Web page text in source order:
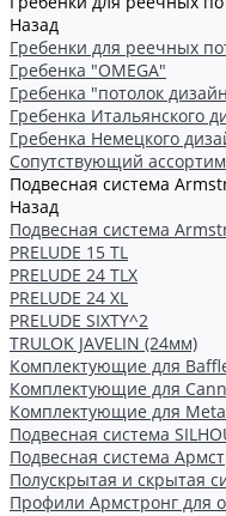
Назад
Гребенки для реечных
Гребенка "OMEGA"
Гребенка "потолок
Гребенка Итальянского
Гребенка Немецкого
Сопутствующий
Подвесная система
Назад
Подвесная система
PRELUDE 15 TL
PRELUDE 24 TLX
PRELUDE 24 XL
PRELUDE SIXTY^2
TRULOK JAVELIN (24мм)
Комплектующие для
Комплектующие для
Комплектующие для
Подвесная система
Подвесная система
Полускрытая и скрытая
Профили Армстронг для